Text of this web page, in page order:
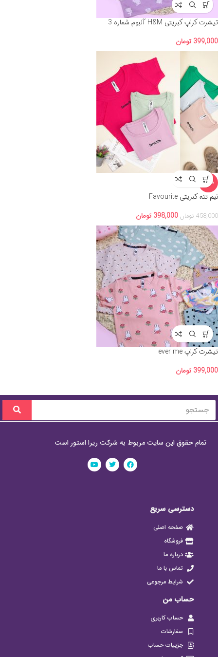
تیشرت کراپ کبریتی H&M آلبوم شماره 3
399,000 تومان
-13%
نیم تنه کبریتی Favourite
458,000 تومان 398,000 تومان
تیشرت کراپ ever me
399,000 تومان
تمام حقوق این سایت مربوط به شرکت ریرا استور است
دسترسی سریع
صفحه اصلی
فروشگاه
درباره ما
تماس با ما
شرایط مرجوعی
حساب من
حساب کاربری
سفارشات
جزییات حساب